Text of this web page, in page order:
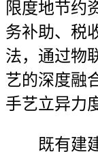
限度地节约
务补助、税
法，通过物
艺的深度融
手艺立异力
既有建建